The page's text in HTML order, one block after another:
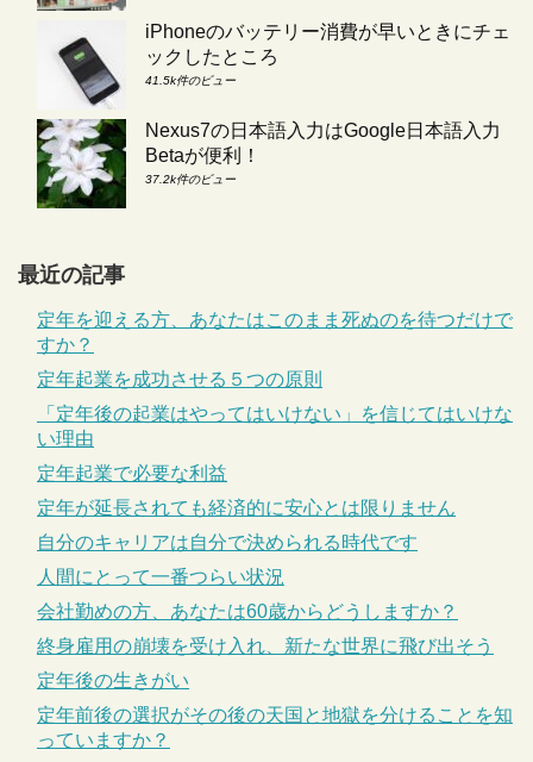
iPhoneのバッテリー消費が早いときにチェ
ックしたところ
41.5k件のビュー
Nexus7の日本語入力はGoogle日本語入力
Betaが便利！
37.2k件のビュー
最近の記事
定年を迎える方、あなたはこのまま死ぬのを待つだけで
すか？
定年起業を成功させる５つの原則
「定年後の起業はやってはいけない」を信じてはいけな
い理由
定年起業で必要な利益
定年が延長されても経済的に安心とは限りません
自分のキャリアは自分で決められる時代です
人間にとって一番つらい状況
会社勤めの方、あなたは60歳からどうしますか？
終身雇用の崩壊を受け入れ、新たな世界に飛び出そう
定年後の生きがい
定年前後の選択がその後の天国と地獄を分けることを知
っていますか？